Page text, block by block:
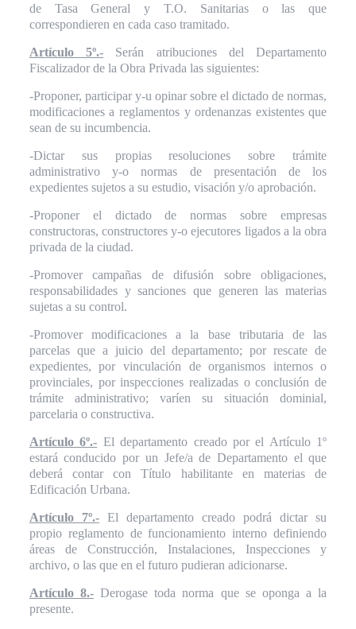
de Tasa General y T.O. Sanitarias o las que
correspondieren en cada caso tramitado.
Artículo 5º.- Serán atribuciones del Departamento
Fiscalizador de la Obra Privada las siguientes:
-Proponer, participar y-u opinar sobre el dictado de normas,
modificaciones a reglamentos y ordenanzas existentes que
sean de su incumbencia.
-Dictar sus propias resoluciones sobre trámite
administrativo y-o normas de presentación de los
expedientes sujetos a su estudio, visación y/o aprobación.
-Proponer el dictado de normas sobre empresas
constructoras, constructores y-o ejecutores ligados a la obra
privada de la ciudad.
-Promover campañas de difusión sobre obligaciones,
responsabilidades y sanciones que generen las materias
sujetas a su control.
-Promover modificaciones a la base tributaria de las
parcelas que a juicio del departamento; por rescate de
expedientes, por vinculación de organismos internos o
provinciales, por inspecciones realizadas o conclusión de
trámite administrativo; varíen su situación dominial,
parcelaria o constructiva.
Artículo 6º.- El departamento creado por el Artículo 1º
estará conducido por un Jefe/a de Departamento el que
deberá contar con Título habilitante en materias de
Edificación Urbana.
Artículo 7º.-El departamento creado podrá dictar su
propio reglamento de funcionamiento interno definiendo
áreas de Construcción, Instalaciones, Inspecciones y
archivo, o las que en el futuro pudieran adicionarse.
Artículo 8.-Derogase toda norma que se oponga a la
presente.